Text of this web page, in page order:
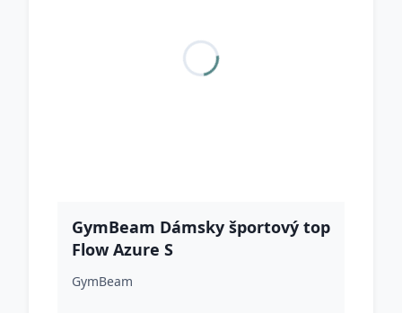
GymBeam Dámsky športový top
Flow Azure S
GymBeam